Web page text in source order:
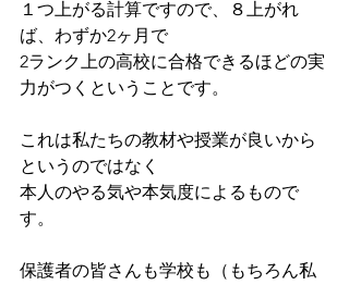
１つ上がる計算ですので、８上がれ
ば、わずか2ヶ月で
2ランク上の高校に合格できるほどの実
力がつくということです。
これは私たちの教材や授業が良いから
というのではなく
本人のやる気や本気度によるもので
す。
保護者の皆さんも学校も（もちろん私